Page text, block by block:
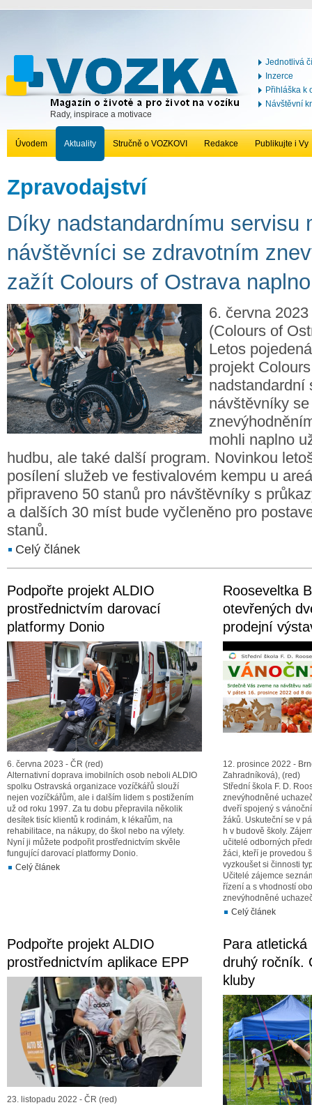
Rady, inspirace a motivace
Jednotlivá
Inzerce
Přihláška k
Návštěvní
Úvodem Aktuality Stručně o VOZKOVI Redakce Publikujte i Vy
Zpravodajství
Díky nadstandardnímu servisu
návštěvníci se zdravotním
zažít Colours of Ostrava naplno
6. června
(Colours of
Letos
projekt
nadstandardní
návštěvníky
mohli naplno
hudbu, ale také další program. Novinkou
posílení služeb ve festivalovém kempu u
připraveno 50 stanů pro návštěvníky s
a dalších 30 míst bude vyčleněno pro
stanů.
Celý článek
Podpořte projekt ALDIO
prostřednictvím darovací
platformy Donio
6. června 2023 - ČR (red)
Alternativní doprava imobilních osob neboli ALDIO
spolku Ostravská organizace vozíčkářů slouží
nejen vozíčkářům, ale i dalším lidem s postižením
už od roku 1997. Za tu dobu přepravila několik
desítek tisíc klientů k rodinám, k lékařům, na
rehabilitace, na nákupy, do škol nebo na výlety.
Nyní ji můžete podpořit prostřednictvím skvěle
fungující darovací platformy Donio.
Celý článek
Rooseveltka
otevřených
prodejní
12. prosince 2022 -
Zahradníková), (red)
Střední škola F. D.
znevýhodněné
dveří spojený s
žáků. Uskuteční se v
h v budově školy.
učitelé odborných
žáci, kteří je provedou
vyzkoušet si činnosti
Učitelé zájemce
řízení a s vhodností
znevýhodněné
Celý článek
Podpořte projekt ALDIO
prostřednictvím aplikace EPP
23. listopadu 2022 - ČR (red)
Para atletická
druhý ročník.
kluby